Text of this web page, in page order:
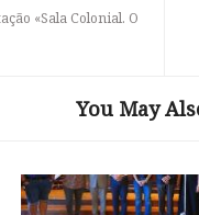
«Sala Colonial. O
You May